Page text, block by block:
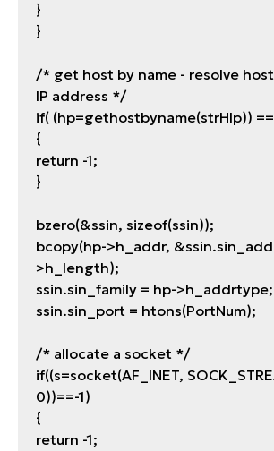
}
}
/* get host by name - resolve
IP address */
if( (hp=gethostbyname(strHlp)) ==
{
return -1;
}
bzero(&ssin, sizeof(ssin));
bcopy(hp->h_addr,
>h_length);
ssin.sin_family = hp->h_addrtype;
ssin.sin_port = htons(PortNum);
/* allocate a socket */
if((s=socket(AF_INET,
0))==-1)
{
return -1;